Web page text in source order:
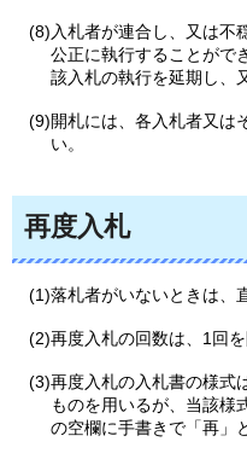
(8)入札者が連合し、又は不
公正に執行することがで
該入札の執行を延期し、
(9)開札には、各入札者又は
い。
再度入札
(1)落札者がいないときは、
(2)再度入札の回数は、1回を
(3)再度入札の入札書の様式
ものを用いるが、当該様
の空欄に手書きで「再」